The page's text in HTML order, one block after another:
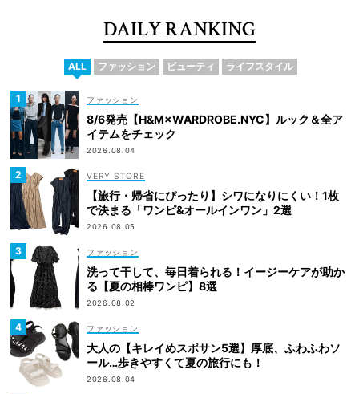
DAILY RANKING
ALL ファッション ビューティ ライフスタイル
ファッション
8/6発売【H&M×WARDROBE.NYC】ルック＆全ア
イテムをチェック
2026.08.04
VERY STORE
【旅行・帰省にぴったり】シワになりにくい！1枚
で決まる「ワンピ&オールインワン」2選
2026.08.05
ファッション
洗って干して、毎日着られる！イージーケアが助か
る【夏の相棒ワンピ】8選
2026.08.02
ファッション
大人の【キレイめスポサン5選】厚底、ふわふわソ
ール…歩きやすくて夏の旅行にも！
2026.08.04